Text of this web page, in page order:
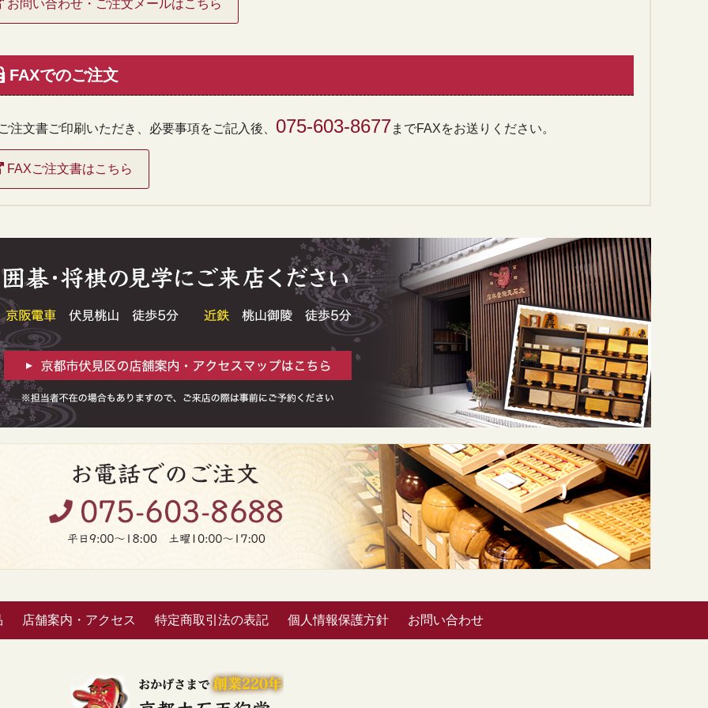
お問い合わせ・ご注文メールはこちら
FAXでのご注文
注文書ご印刷いただき、必要事項をご記入後、 075-603-8677までFAXをお送りください。
FAXご注文書はこちら
店舗案内・アクセス 特定商取引法の表記 個人情報保護方針 お問い合わせ